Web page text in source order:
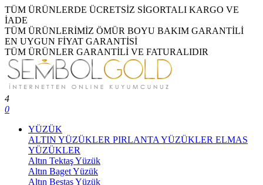
TÜM ÜRÜNLERDE ÜCRETSİZ SİGORTALI KARGO VE
İADE
TÜM ÜRÜNLERİMİZ ÖMÜR BOYU BAKIM GARANTİLİ
EN UYGUN FİYAT GARANTİSİ
TÜM ÜRÜNLER GARANTİLİ VE FATURALIDIR
4
0
YÜZÜK
ALTIN YÜZÜKLER PIRLANTA YÜZÜKLER ELMAS
YÜZÜKLER
Altın Tektaş Yüzük
Altın Baget Yüzük
Altın Beştaş Yüzük